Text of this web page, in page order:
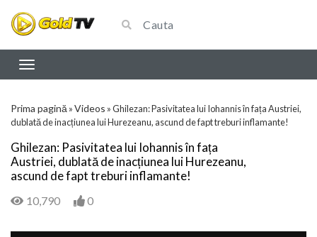
Prima pagină »Videos »Ghilezan: Pasivitatea lui Iohannis în fața Austriei,
dublată de inacțiunea lui Hurezeanu, ascund de fapt treburi inflamante!
Ghilezan: Pasivitatea lui Iohannis în fața
Austriei, dublată de inacțiunea lui Hurezeanu,
ascund de fapt treburi inflamante!
10,790 0